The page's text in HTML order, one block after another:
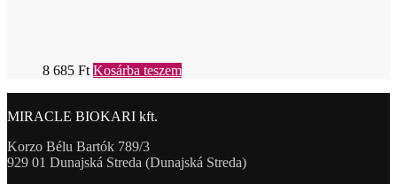
8 685 Ft Kosárba teszem
MIRACLE BIOKARI kft.
Korzo Bélu Bartók 789/3
929 01 Dunajská Streda (Dunajská Streda)